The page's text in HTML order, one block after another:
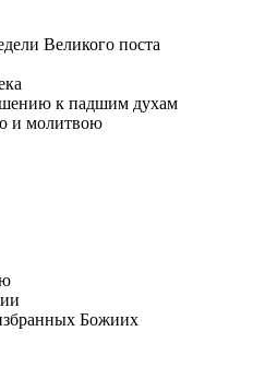
Великого поста
к падшим духам
и молитвою
Божиих